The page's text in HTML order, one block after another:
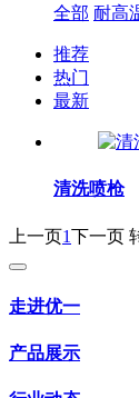
全部 耐高
推荐
热门
最新
清洗喷枪
上一页1下一页
走进优一
产品展示